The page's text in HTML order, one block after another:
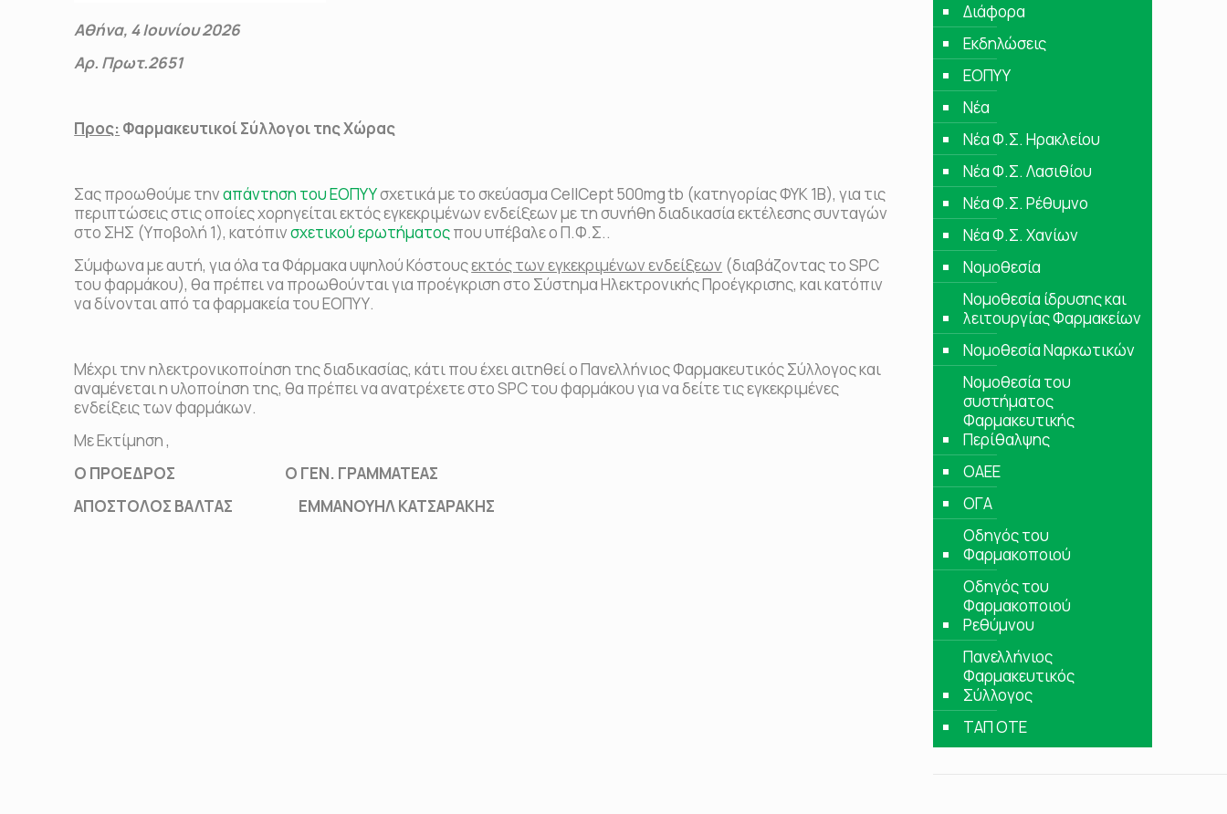
Αθήνα, 4Ιουνίου 2026
Αρ. Πρωτ.2651
Προς: Φαρμακευτικοί Σύλλογοι της Χώρας
Σας προωθούμε τηναπάντηση του ΕΟΠΥΥσχετικά με το σκεύασμα CellCept 500mg tb (κατηγορίας ΦΥΚ 1Β), για τις
περιπτώσεις στις οποίες χορηγείται εκτός εγκεκριμένων ενδείξεων με τη συνήθη διαδικασία εκτέλεσης συνταγών
στο ΣΗΣ (Υποβολή 1), κατόπινσχετικού ερωτήματοςπου υπέβαλε ο Π.Φ.Σ..
Σύμφωνα με αυτή, για όλα τα Φάρμακα υψηλού Κόστουςεκτός των εγκεκριμένων ενδείξεων (διαβάζοντας το SPC
του φαρμάκου), θα πρέπει να προωθούνται για προέγκριση στο Σύστημα Ηλεκτρονικής Προέγκρισης, και κατόπιν
να δίνονται από τα φαρμακεία του ΕΟΠΥΥ.
Μέχρι την ηλεκτρονικοποίηση της διαδικασίας, κάτι που έχει αιτηθεί ο Πανελλήνιος Φαρμακευτικός Σύλλογος και
αναμένεται η υλοποίηση της, θα πρέπει να ανατρέχετε στο SPC του φαρμάκου για να δείτε τις εγκεκριμένες
ενδείξεις των φαρμάκων.
Με Εκτίμηση ,
Ο ΠΡΟΕΔΡΟΣ Ο ΓΕΝ. ΓΡΑΜΜΑΤΕΑΣ
ΑΠΟΣΤΟΛΟΣ ΒΑΛΤΑΣ ΕΜΜΑΝΟΥΗΛ ΚΑΤΣΑΡΑΚΗΣ
Διάφορα
Εκδηλώσεις
ΕΟΠΥΥ
Νέα
Νέα Φ.Σ. Ηρακλείου
Νέα Φ.Σ. Λασιθίου
Νέα Φ.Σ. Ρέθυμνο
Νέα Φ.Σ. Χανίων
Νομοθεσία
Νομοθεσία ίδρυσης και
λειτουργίας Φαρμακείων
Νομοθεσία Ναρκωτικών
Νομοθεσία του
συστήματος
Φαρμακευτικής
Περίθαλψης
ΟΑΕΕ
ΟΓΑ
Οδηγός του
Φαρμακοποιού
Οδηγός του
Φαρμακοποιού
Ρεθύμνου
Πανελλήνιος
Φαρμακευτικός
Σύλλογος
ΤΑΠ ΟΤΕ